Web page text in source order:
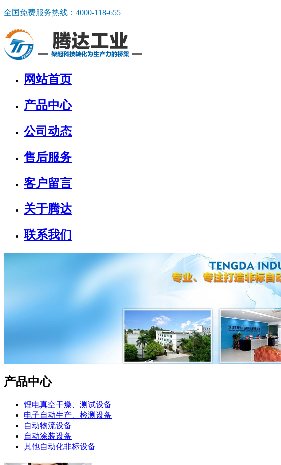
全国免费服务热线： 4000-118-655
网站首页
产品中心
公司动态
售后服务
客户留言
关于腾达
联系我们
产品中心
锂电真空干燥、测试设备
电子自动生产、检测设备
自动物流设备
自动涂装设备
其他自动化非标设备